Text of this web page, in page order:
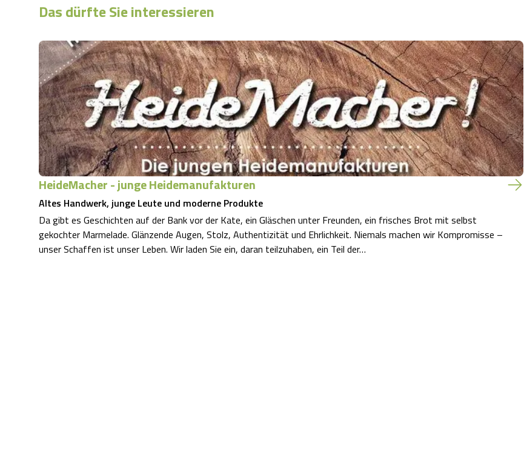
Das dürfte Sie interessieren
HeideMacher - junge Heidemanufakturen
Altes Handwerk, junge Leute und moderne Produkte
Da gibt es Geschichten auf der Bank vor der Kate, ein Gläschen unter Freunden, ein frisches Brot mit selbst
gekochter Marmelade. Glänzende Augen, Stolz, Authentizität und Ehrlichkeit. Niemals machen wir Kompromisse –
unser Schaffen ist unser Leben. Wir laden Sie ein, daran teilzuhaben, ein Teil der…